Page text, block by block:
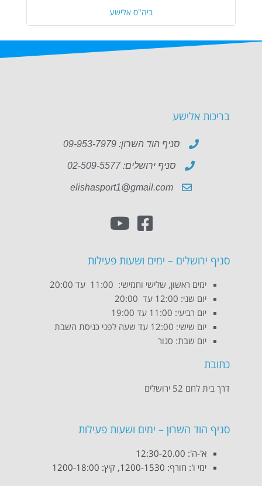
ביה"ס אלישע
בריכות אלישע
סניף הוד השרון: 09-953-7979
סניף ירושלים: 02-509-5577
elishasport1@gmail.com
סניף ירושלים – ימים ושעות פעילות
ימים ראשון, שלישי וחמישי: 11:00 עד 20:00
יום שני: 12:00 עד 20:00
יום רביעי: 11:00 עד 19:00
יום שישי: 12:00 עד שעה לפני כניסת השבת
יום שבת: סגור
כתובת
דרך בית לחם 52 ירושלים
סניף הוד השרון – ימים ושעות פעילות
א'-ה': 12:30-20.00
ימי ו': חורף: 1200-1530, קיץ: 1200-18:00